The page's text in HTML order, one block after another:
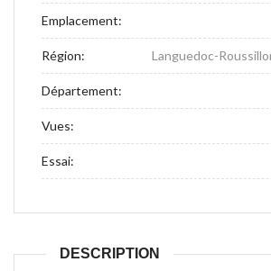
Emplacement:
Région: Languedoc-
Département:
Vues:
Essai:
DESCRIPTION